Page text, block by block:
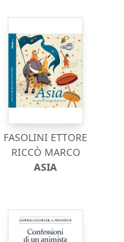
FASOLINI ETTORE
RICCÒ MARCO
ASIA